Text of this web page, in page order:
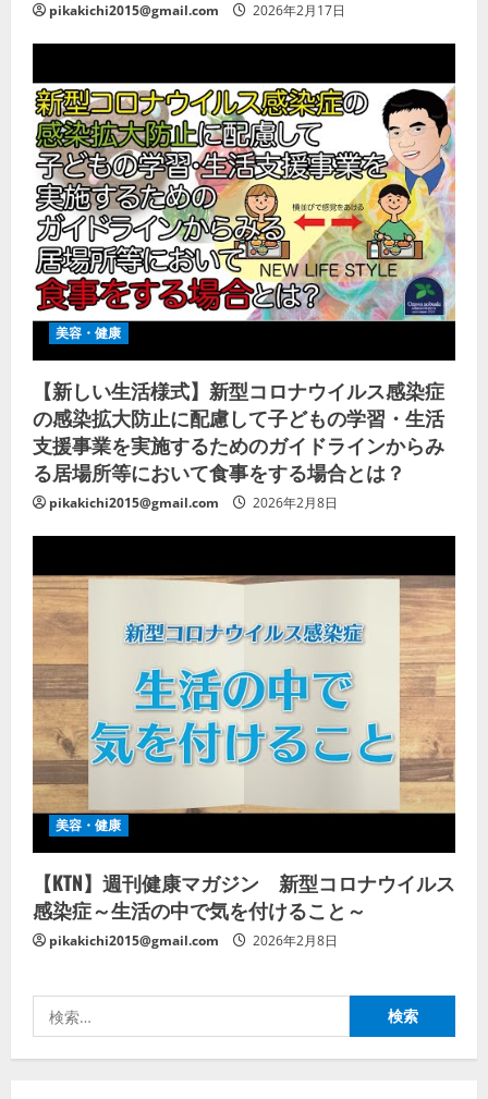
pikakichi2015@gmail.com 2026年2月17日
美容・健康
【新しい生活様式】新型コロナウイルス感染症
の感染拡大防止に配慮して子どもの学習・生活
支援事業を実施するためのガイドラインからみ
る居場所等において食事をする場合とは？
pikakichi2015@gmail.com 2026年2月8日
美容・健康
【KTN】週刊健康マガジン 新型コロナウイルス
感染症～生活の中で気を付けること～
pikakichi2015@gmail.com 2026年2月8日
索: